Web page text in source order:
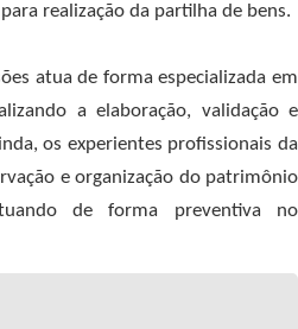
realização da partilha de bens.
atua de forma especializada em
a elaboração, validação e
os experientes profissionais da
e organização do patrimônio
de forma preventiva no